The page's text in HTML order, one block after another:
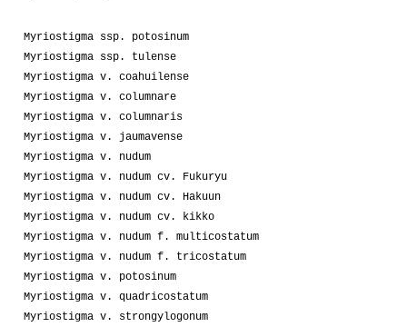
Myriostigma ssp. potosinum
Myriostigma ssp. tulense
Myriostigma v. coahuilense
Myriostigma v. columnare
Myriostigma v. columnaris
Myriostigma v. jaumavense
Myriostigma v. nudum
Myriostigma v. nudum cv. Fukuryu
Myriostigma v. nudum cv. Hakuun
Myriostigma v. nudum cv. kikko
Myriostigma v. nudum f. multicostatum
Myriostigma v. nudum f. tricostatum
Myriostigma v. potosinum
Myriostigma v. quadricostatum
Myriostigma v. strongylogonum